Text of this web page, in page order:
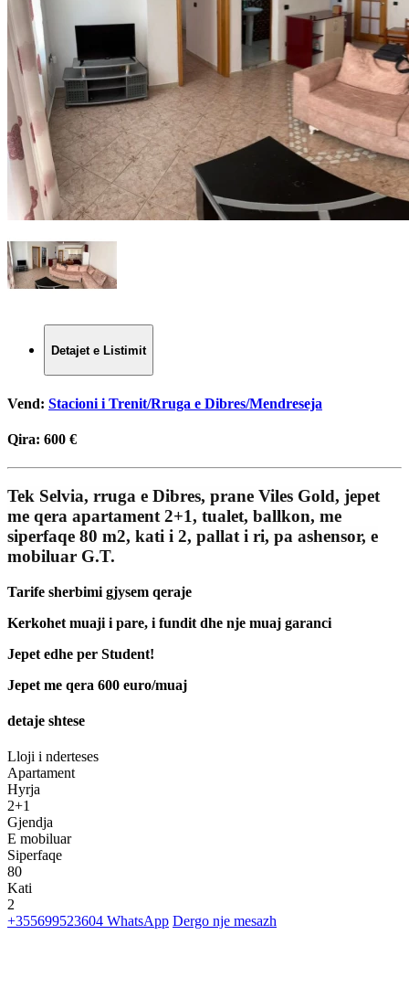
Detajet e Listimit
Vend: Stacioni i Trenit/Rruga e Dibres/Mendreseja
Qira: 600 €
Tek Selvia, rruga e Dibres, prane Viles Gold, jepet
me qera apartament 2+1, tualet, ballkon, me
siperfaqe 80 m2, kati i 2, pallat i ri, pa ashensor, e
mobiluar G.T.
Tarife sherbimi gjysem qeraje
Kerkohet muaji i pare, i fundit dhe nje muaj garanci
Jepet edhe per Student!
Jepet me qera 600 euro/muaj
detaje shtese
Lloji i nderteses
Apartament
Hyrja
2+1
Gjendja
E mobiluar
Siperfaqe
80
Kati
2
+355699523604 WhatsApp Dergo nje mesazh